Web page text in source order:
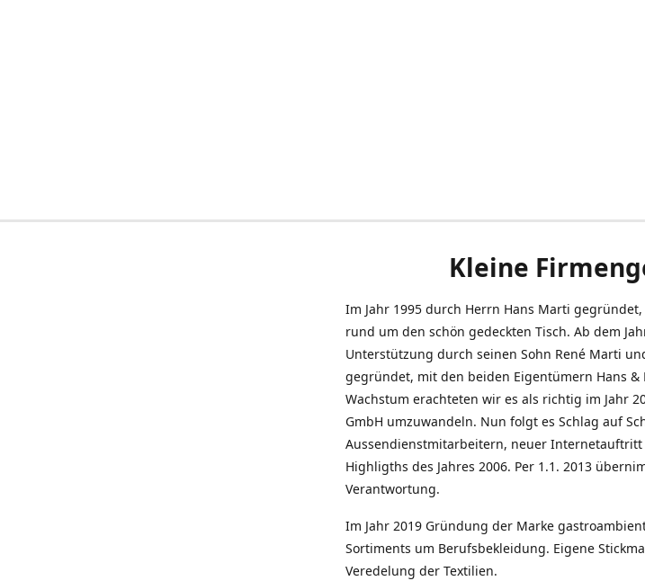
Kleine
Im Jahr 1995 durch Herrn Hans Marti
rund um den schön gedeckten Tisch. Ab dem
Unterstützung durch seinen Sohn René Marti
gegründet, mit den beiden Eigentümern Hans &
Wachstum erachteten wir es als richtig im Jahr
GmbH umzuwandeln. Nun folgt es Schlag auf
Aussendienstmitarbeitern, neuer Internetauftritt
Highligths des Jahres 2006. Per 1.1. 2013
Verantwortung.
Im Jahr 2019 Gründung der Marke
Sortiments um Berufsbekleidung. Eigene
Veredelung der Textilien.